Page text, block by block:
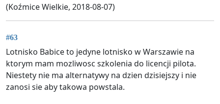
(Koźmice Wielkie, 2018-08-07)
#63
Lotnisko Babice to jedyne lotnisko w Warszawie na
ktorym mam mozliwosc szkolenia do licencji pilota.
Niestety nie ma alternatywy na dzien dzisiejszy i nie
zanosi sie aby takowa powstala.